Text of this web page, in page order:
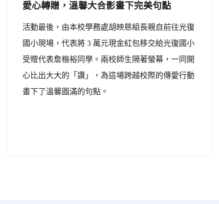
愛心轉贈，溫馨大合影畫下完美句點
活動最後，由本校學務處胡映慈組長親自前往光復
國小現場，代表將 3 萬元現金紅包移交給光復國小
受贈代表詹楷裕同學。兩校師生隔著螢幕，一同開
心比出大大的「讚」，為這場跨越校際的傳愛行動
畫下了溫馨圓滿的句點。